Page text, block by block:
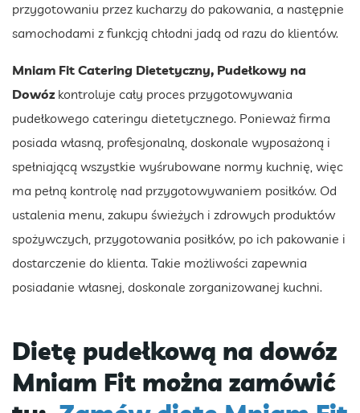
przygotowaniu przez kucharzy do pakowania, a następnie
samochodami z funkcją chłodni jadą od razu do klientów.
Mniam Fit Catering Dietetyczny, Pudełkowy na
Dowóz kontroluje cały proces przygotowywania
pudełkowego cateringu dietetycznego. Ponieważ firma
posiada własną, profesjonalną, doskonale wyposażoną i
spełniającą wszystkie wyśrubowane normy kuchnię, więc
ma pełną kontrolę nad przygotowywaniem posiłków. Od
ustalenia menu, zakupu świeżych i zdrowych produktów
spożywczych, przygotowania posiłków, po ich pakowanie i
dostarczenie do klienta. Takie możliwości zapewnia
posiadanie własnej, doskonale zorganizowanej kuchni.
Dietę pudełkową na dowóz
Mniam Fit można zamówić